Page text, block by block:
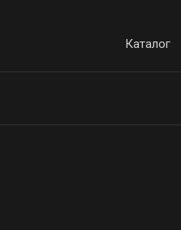
Каталог